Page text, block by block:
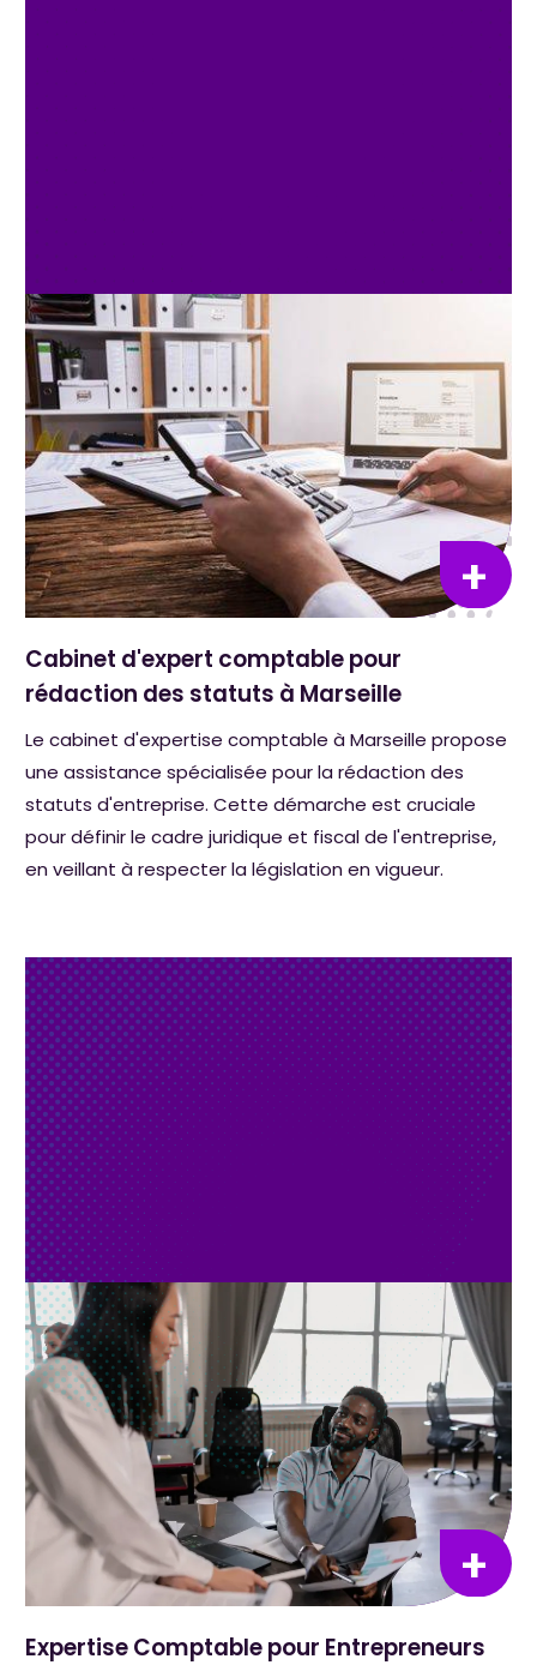
Cabinet d'expert comptable pour
rédaction des statuts à Marseille
Le cabinet d'expertise comptable à Marseille propose
une assistance spécialisée pour la rédaction des
statuts d'entreprise. Cette démarche est cruciale
pour définir le cadre juridique et fiscal de l'entreprise,
en veillant à respecter la législation en vigueur.
Expertise Comptable pour Entrepreneurs